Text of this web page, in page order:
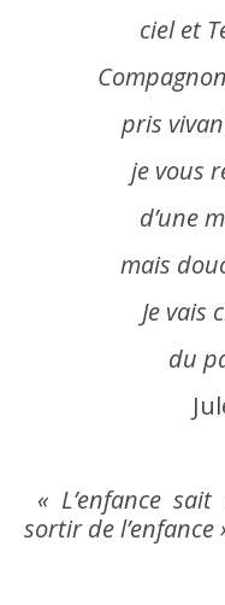
ciel et
pris
je vous
d’une
mais
Je vais
du
« L’enfancesait
sortir de l’enfance